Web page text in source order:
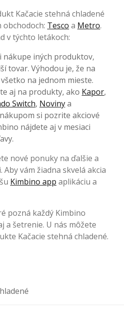
Kačacie stehná chladené
obchodoch: Tesco a Metro.
v týchto letákoch:
nákupe iných produktov,
tovar. Výhodou je, že na
na jednom mieste.
aj na produkty, ako Kapor,
Switch, Novinya
si pozrite akciové
nájdete aj v mesiaci
nové ponuky na ďalšie a
vám žiadna skvelá akcia
Kimbino app aplikáciu a
pozná každý Kimbino
a šetrenie. U nás môžete
Kačacie stehná chladené.